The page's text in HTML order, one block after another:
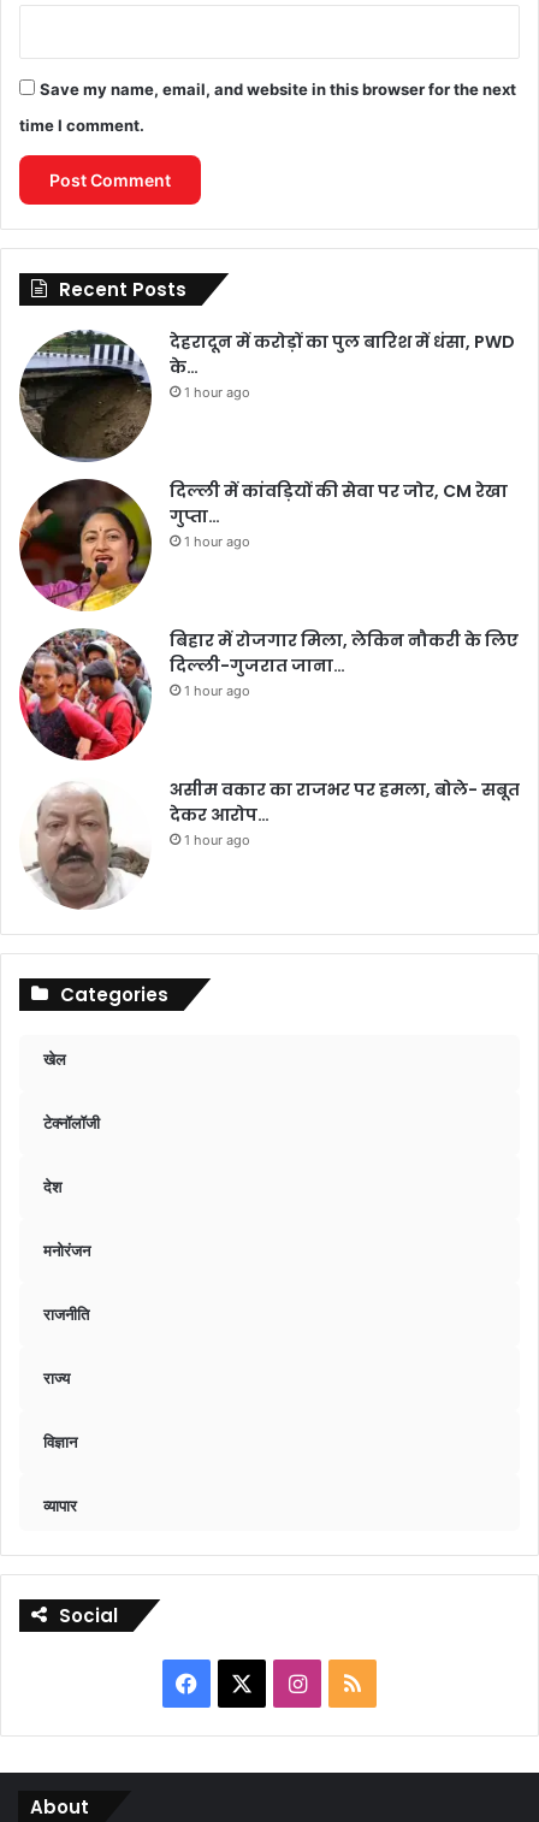
Save my name, email, and website in this browser for the next
time I comment.
Recent Posts
देहरादून में करोड़ों का पुल बारिश में धंसा, PWD
के…
1 hour ago
दिल्ली में कांवड़ियों की सेवा पर जोर, CM रेखा
गुप्ता…
1 hour ago
बिहार में रोजगार मिला, लेकिन नौकरी के लिए
दिल्ली-गुजरात जाना…
1 hour ago
असीम वकार का राजभर पर हमला, बोले- सबूत
देकर आरोप…
1 hour ago
Categories
खेल
टेक्नॉलॉजी
देश
मनोरंजन
राजनीति
राज्य
विज्ञान
व्यापार
Social
Facebook Instagram
RSS
About